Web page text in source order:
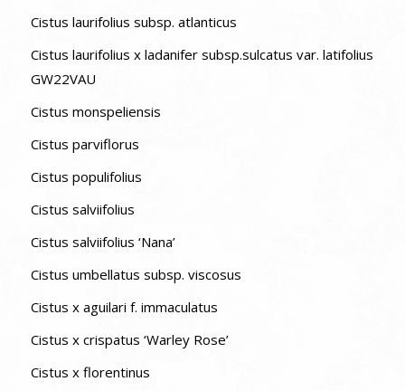
Cistus laurifolius subsp. atlanticus
Cistus laurifolius x ladanifer subsp.sulcatus var. latifolius
GW22VAU
Cistus monspeliensis
Cistus parviflorus
Cistus populifolius
Cistus salviifolius
Cistus salviifolius ‘Nana’
Cistus umbellatus subsp. viscosus
Cistus x aguilari f. immaculatus
Cistus x crispatus ‘Warley Rose’
Cistus x florentinus